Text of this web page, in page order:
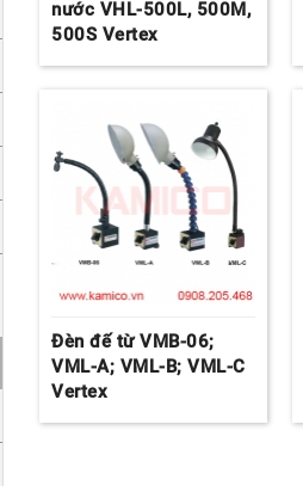
nước VHL-500L, 500M,
500S Vertex
Đèn đế từ VMB-06;
VML-A; VML-B; VML-C
Vertex